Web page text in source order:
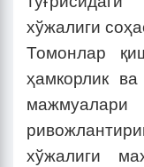
хўжалиги
Томонлар
ҳамкорлик
мажмуалари
хўжалиги